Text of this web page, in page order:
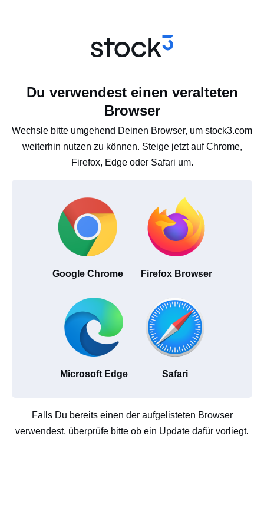
Du verwendest einen veralteten
Browser
Wechsle bitte umgehend Deinen Browser, um stock3.com
weiterhin nutzen zu können. Steige jetzt auf Chrome,
Firefox, Edge oder Safari um.
Google Chrome Firefox Browser
Microsoft Edge Safari
Falls Du bereits einen der aufgelisteten Browser
verwendest, überprüfe bitte ob ein Update dafür vorliegt.